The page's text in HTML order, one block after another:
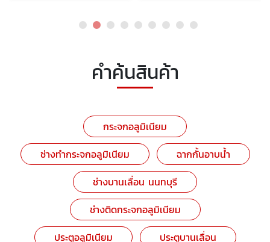
คำค้นสินค้า
กระจกอลูมิเนียม
ช่างทำกระจกอลูมิเนียม
ฉากกั้นอาบน้ำ
ช่างบานเลื่อน นนทบุรี
ช่างติดกระจกอลูมิเนียม
ประตูอลูมิเนียม
ประตูบานเลื่อน